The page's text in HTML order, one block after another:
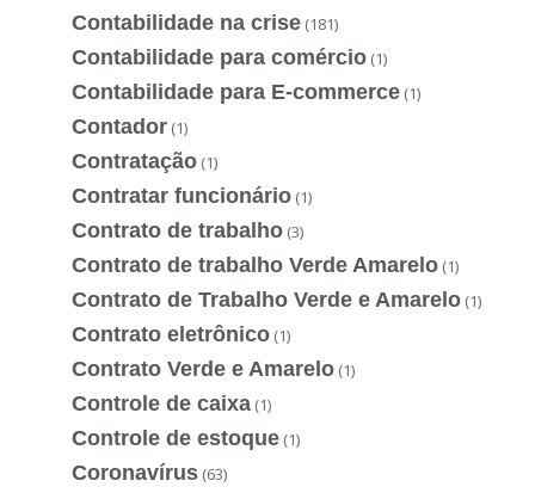
Contabilidade na crise (181)
Contabilidade para comércio (1)
Contabilidade para E-commerce (1)
Contador (1)
Contratação (1)
Contratar funcionário (1)
Contrato de trabalho (3)
Contrato de trabalho Verde Amarelo (1)
Contrato de Trabalho Verde e Amarelo (1)
Contrato eletrônico (1)
Contrato Verde e Amarelo (1)
Controle de caixa (1)
Controle de estoque (1)
Coronavírus (63)